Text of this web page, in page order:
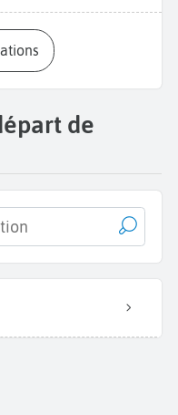
de